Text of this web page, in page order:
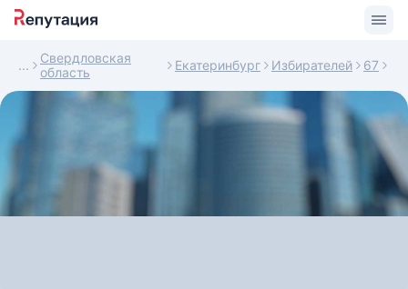
Свердловская
область
Екатеринбург Избирателей 67